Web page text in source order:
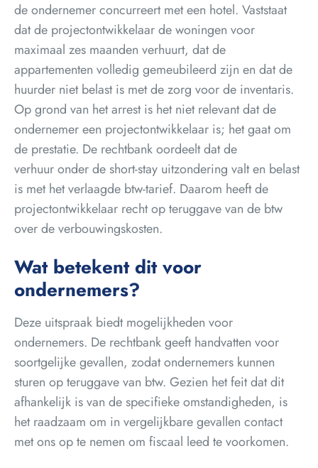
de ondernemer concurreert met een hotel. Vaststaat
dat de projectontwikkelaar de woningen voor
maximaal zes maanden verhuurt, dat de
appartementen volledig gemeubileerd zijn en dat de
huurder niet belast is met de zorg voor de inventaris.
Op grond van het arrest is het niet relevant dat de
ondernemer een projectontwikkelaar is; het gaat om
de prestatie. De rechtbank oordeelt dat de
verhuur onder de short-stay uitzondering valt en belast
is met het verlaagde btw-tarief. Daarom heeft de
projectontwikkelaar recht op teruggave van de btw
over de verbouwingskosten.
Wat betekent dit voor
ondernemers?
Deze uitspraak biedt mogelijkheden voor
ondernemers. De rechtbank geeft handvatten voor
soortgelijke gevallen, zodat ondernemers kunnen
sturen op teruggave van btw. Gezien het feit dat dit
afhankelijk is van de specifieke omstandigheden, is
het raadzaam om in vergelijkbare gevallen contact
met ons op te nemen om fiscaal leed te voorkomen.